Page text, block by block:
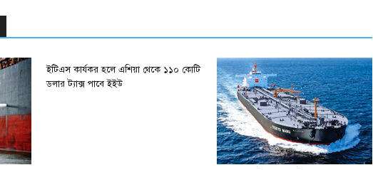
ইটিএস কার্যকর হলে এশিয়া থেকে ১১০ কোটি
ডলার ট্যাক্স পাবে ইইউ